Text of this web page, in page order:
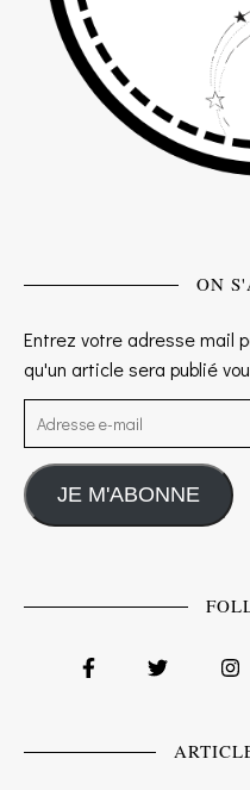
ON
Entrez votre adresse mail
qu'un article sera publié
Adresse e-mail
JE M'ABONNE